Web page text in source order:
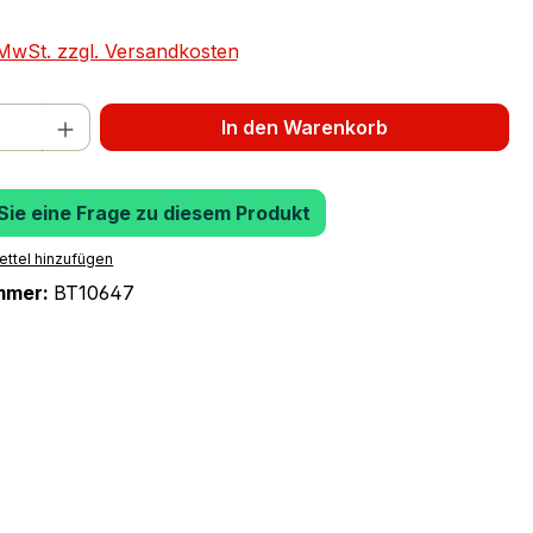
zzgl. Versandkosten
Gib den gewünschten Wert
In den Warenkorb
eine Frage zu diesem Produkt
hinzufügen
BT10647